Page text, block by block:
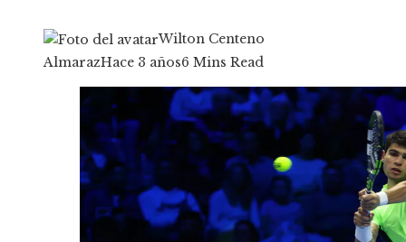
Wilton Centeno
AlmarazHace 3 años6 Mins Read